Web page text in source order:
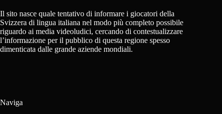
Il sito nasce quale tentativo di informare i giocatori della
Svizzera di lingua italiana nel modo più completo possibile
riguardo ai media videoludici, cercando di contestualizzare
l’informazione per il pubblico di questa regione spesso
dimenticata dalle grande aziende mondiali.
Naviga